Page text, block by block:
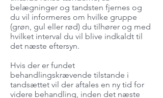
belægninger og tandsten fjernes og
du vil informeres om hvilke gruppe
(grøn, gul eller rød) du tilhører og med
hvilket interval du vil blive indkaldt til
det næste eftersyn.
Hvis der er fundet
behandlingskrævende tilstande i
tandsættet vil der aftales en ny tid for
videre behandling, inden det næste